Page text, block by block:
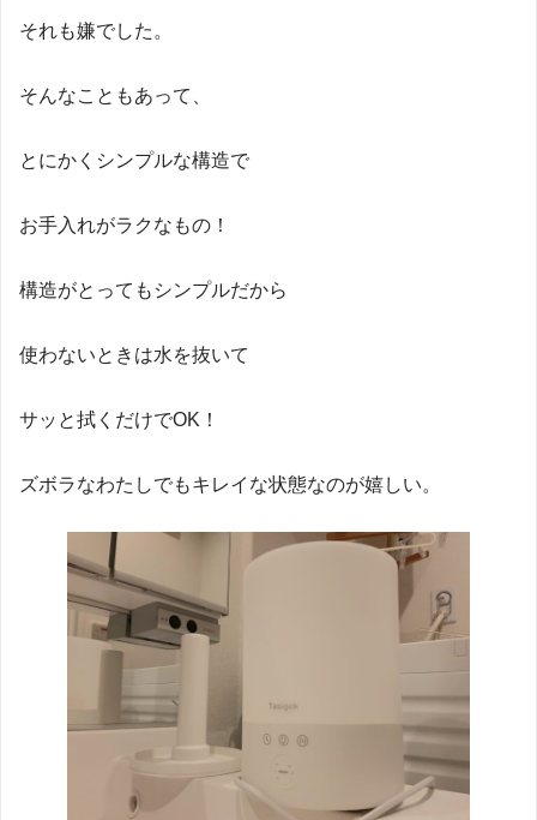
それも嫌でした。
そんなこともあって、
とにかくシンプルな構造で
お手入れがラクなもの！
構造がとってもシンプルだから
使わないときは水を抜いて
サッと拭くだけでОK！
ズボラなわたしでもキレイな状態なのが嬉しい。